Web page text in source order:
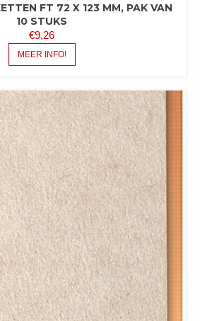
FT 72 X 123 MM, PAK VAN
10 STUKS
€9,26
MEER INFO!